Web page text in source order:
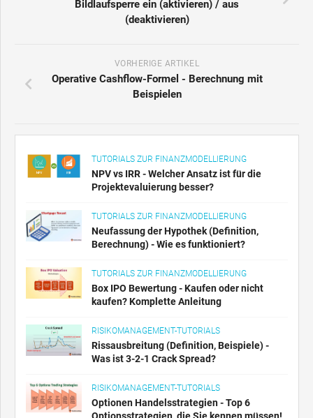
Bildlaufsperre ein (aktivieren) / aus
(deaktivieren)
VORHERIGE ARTIKEL
Operative Cashflow-Formel - Berechnung mit
Beispielen
TUTORIALS ZUR FINANZMODELLIERUNG
NPV vs IRR - Welcher Ansatz ist für die
Projektevaluierung besser?
TUTORIALS ZUR FINANZMODELLIERUNG
Neufassung der Hypothek (Definition,
Berechnung) - Wie es funktioniert?
TUTORIALS ZUR FINANZMODELLIERUNG
Box IPO Bewertung - Kaufen oder nicht
kaufen? Komplette Anleitung
RISIKOMANAGEMENT-TUTORIALS
Rissausbreitung (Definition, Beispiele) -
Was ist 3-2-1 Crack Spread?
RISIKOMANAGEMENT-TUTORIALS
Optionen Handelsstrategien - Top 6